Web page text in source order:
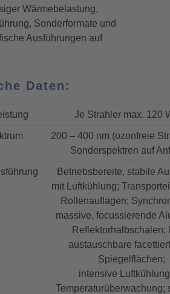
Wärmebelastung.
Sonderformate und
Ausführungen auf
Daten:
Je Strahler max. 120
200 – 400 nm (ozonfreie
Sonderspektren auf
Betriebsbereite, stabile
mit Luftkühlung;
Rollenauflagen;
massive, focussierende
Reflektorhalbschalen;
austauschbare
Spiegelflächen;
intensive
Temperaturüberwachung;